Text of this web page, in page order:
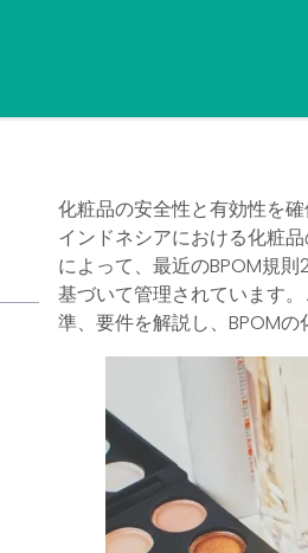
化粧品の安全性と有効性を
インドネシアにおける化粧
によって、最近のBPOM規
基づいて管理されています
準、要件を解説し、BPOM